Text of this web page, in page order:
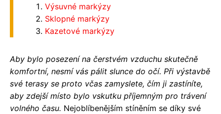
Výsuvné markýzy
Sklopné markýzy
Kazetové markýzy
Aby bylo posezení na čerstvém vzduchu skutečně
komfortní, nesmí vás pálit slunce do očí. Při výstavbě
své terasy se proto včas zamyslete, čím ji zastíníte,
aby zdejší místo bylo vskutku příjemným pro trávení
volného času. Nejoblíbenějším stíněním se díky své